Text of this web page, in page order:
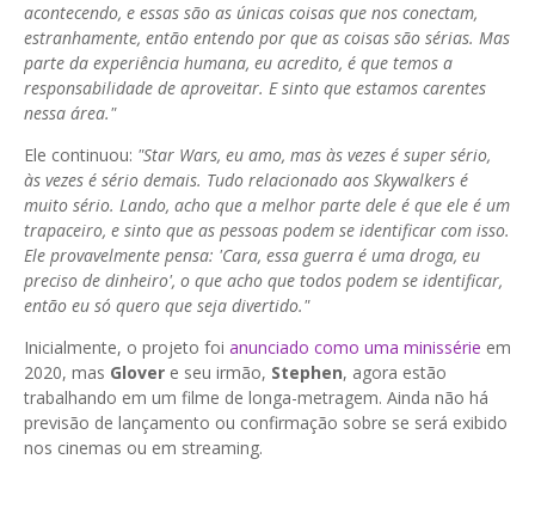
acontecendo, e essas são as únicas coisas que nos conectam,
estranhamente, então entendo por que as coisas são sérias. Mas
parte da experiência humana, eu acredito, é que temos a
responsabilidade de aproveitar. E sinto que estamos carentes
nessa área."
Ele continuou: "Star Wars, eu amo, mas às vezes é super sério,
às vezes é sério demais. Tudo relacionado aos Skywalkers é
muito sério. Lando, acho que a melhor parte dele é que ele é um
trapaceiro, e sinto que as pessoas podem se identificar com isso.
Ele provavelmente pensa: 'Cara, essa guerra é uma droga, eu
preciso de dinheiro', o que acho que todos podem se identificar,
então eu só quero que seja divertido."
Inicialmente, o projeto foi anunciado como uma minissérie em
2020, mas Glover e seu irmão, Stephen, agora estão
trabalhando em um filme de longa-metragem. Ainda não há
previsão de lançamento ou confirmação sobre se será exibido
nos cinemas ou em streaming.